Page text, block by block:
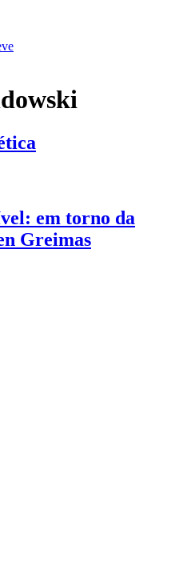
em torno da
Greimas